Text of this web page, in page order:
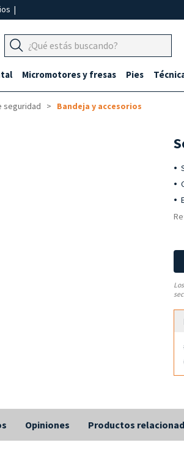
|
Micromotores y fresas Pies
seguridad Bandeja y accesorios
Opiniones Productos